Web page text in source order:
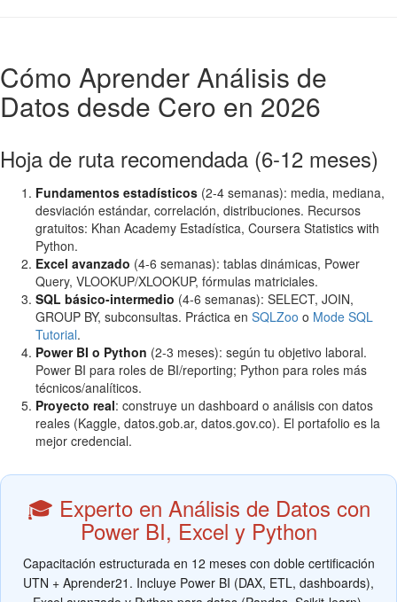
Cómo Aprender Análisis de
Datos desde Cero en 2026
Hoja de ruta recomendada (6-12 meses)
Fundamentos estadísticos (2-4 semanas): media, mediana,
desviación estándar, correlación, distribuciones. Recursos
gratuitos: Khan Academy Estadística, Coursera Statistics with
Python.
Excel avanzado (4-6 semanas): tablas dinámicas, Power
Query, VLOOKUP/XLOOKUP, fórmulas matriciales.
SQL básico-intermedio (4-6 semanas): SELECT, JOIN,
GROUP BY, subconsultas. Práctica en SQLZoo o Mode SQL
Tutorial.
Power BI o Python (2-3 meses): según tu objetivo laboral.
Power BI para roles de BI/reporting; Python para roles más
técnicos/analíticos.
Proyecto real: construye un dashboard o análisis con datos
reales (Kaggle, datos.gob.ar, datos.gov.co). El portafolio es la
mejor credencial.
🎓 Experto en Análisis de Datos con
Power BI, Excel y Python
Capacitación estructurada en 12 meses con doble certificación
UTN + Aprender21. Incluye Power BI (DAX, ETL, dashboards),